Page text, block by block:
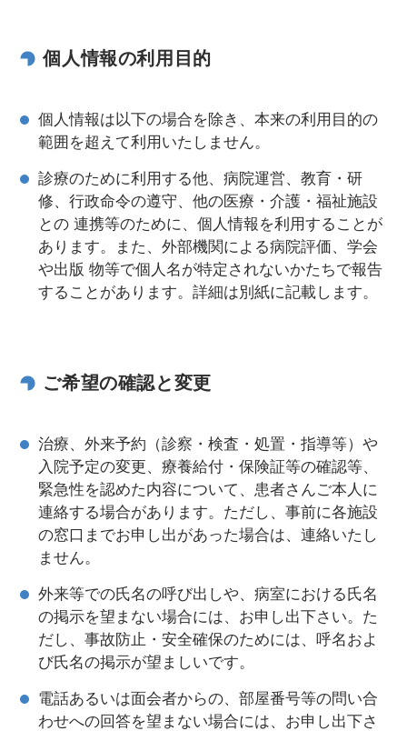
個人情報の利用目的
個人情報は以下の場合を除き、本来の利用目的の
範囲を超えて利用いたしません。
診療のために利用する他、病院運営、教育・研
修、行政命令の遵守、他の医療・介護・福祉施設
との 連携等のために、個人情報を利用することが
あります。また、外部機関による病院評価、学会
や出版 物等で個人名が特定されないかたちで報告
することがあります。詳細は別紙に記載します。
ご希望の確認と変更
治療、外来予約（診察・検査・処置・指導等）や
入院予定の変更、療養給付・保険証等の確認等、
緊急性を認めた内容について、患者さんご本人に
連絡する場合があります。ただし、事前に各施設
の窓口までお申し出があった場合は、連絡いたし
ません。
外来等での氏名の呼び出しや、病室における氏名
の掲示を望まない場合には、お申し出下さい。た
だし、事故防止・安全確保のためには、呼名およ
び氏名の掲示が望ましいです。
電話あるいは面会者からの、部屋番号等の問い合
わせへの回答を望まない場合には、お申し出下さ